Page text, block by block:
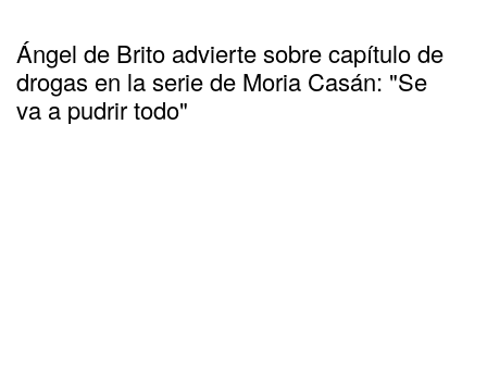
Ángel de Brito advierte sobre capítulo de
drogas en la serie de Moria Casán: "Se
va a pudrir todo"